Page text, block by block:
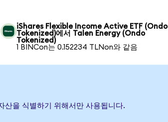
iShares Flexible Income Active ETF (Ondo
Tokenized)에서 Talen Energy (Ondo
Tokenized)
1 BINCon는 0.152234 TLNon와 같음
산을 식별하기 위해서만 사용됩니다.